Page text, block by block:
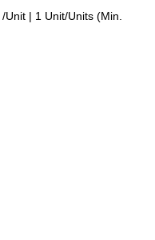
/Unit | 1 Unit/Units (Min.